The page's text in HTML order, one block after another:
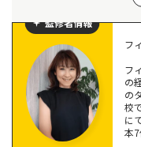
【保存版】腹筋ベル
製品の使用方法を守
パッドのお手入れ
やりすぎない
腹筋ベルトを着用
腹筋ベルト（EMS運
監修者情報
フ
フ
の
の
校
に
本7